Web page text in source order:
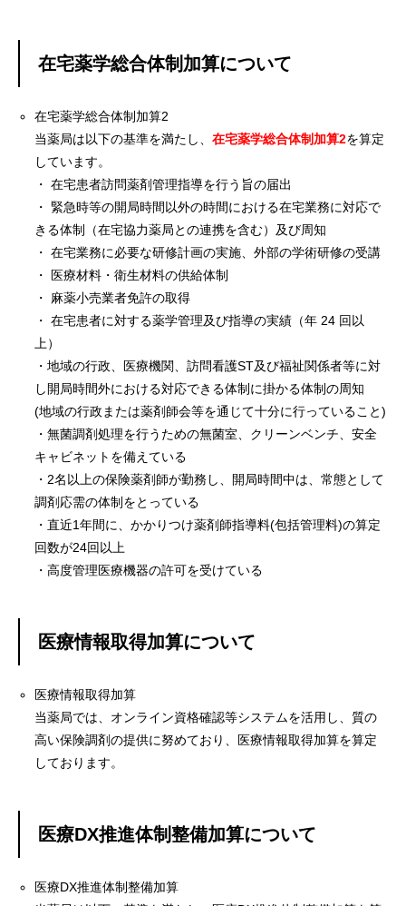
在宅薬学総合体制加算について
在宅薬学総合体制加算2
当薬局は以下の基準を満たし、在宅薬学総合体制加算2を算定
しています。
・ 在宅患者訪問薬剤管理指導を行う旨の届出
・ 緊急時等の開局時間以外の時間における在宅業務に対応で
きる体制（在宅協力薬局との連携を含む）及び周知
・ 在宅業務に必要な研修計画の実施、外部の学術研修の受講
・ 医療材料・衛生材料の供給体制
・ 麻薬小売業者免許の取得
・ 在宅患者に対する薬学管理及び指導の実績（年 24 回以
上）
・地域の行政、医療機関、訪問看護ST及び福祉関係者等に対
し開局時間外における対応できる体制に掛かる体制の周知
(地域の行政または薬剤師会等を通じて十分に行っていること)
・無菌調剤処理を行うための無菌室、クリーンベンチ、安全
キャビネットを備えている
・2名以上の保険薬剤師が勤務し、開局時間中は、常態として
調剤応需の体制をとっている
・直近1年間に、かかりつけ薬剤師指導料(包括管理料)の算定
回数が24回以上
・高度管理医療機器の許可を受けている
医療情報取得加算について
医療情報取得加算
当薬局では、オンライン資格確認等システムを活用し、質の
高い保険調剤の提供に努めており、医療情報取得加算を算定
しております。
医療DX推進体制整備加算について
医療DX推進体制整備加算